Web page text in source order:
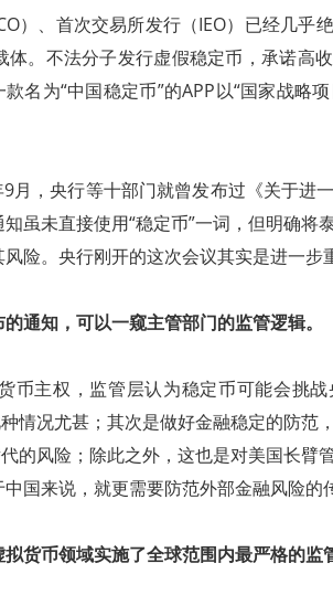
）、首次交易所发行（IEO）已经几乎
。不法分子发行虚假稳定币，承诺高
名为“中国稳定币”的APP以“国家战略
月，央行等十部门就曾发布过《关于进
虽未直接使用“稳定币”一词，但明确将
险。央行刚开的这次会议其实是进一步
通知，可以一窥主管部门的监管逻辑。
币主权，监管层认为稳定币可能会挑
情况尤甚；其次是做好金融稳定的防范
的风险；除此之外，这也是对美国长臂
国来说，就更需要防范外部金融风险的
货币领域实施了全球范围内最严格的监